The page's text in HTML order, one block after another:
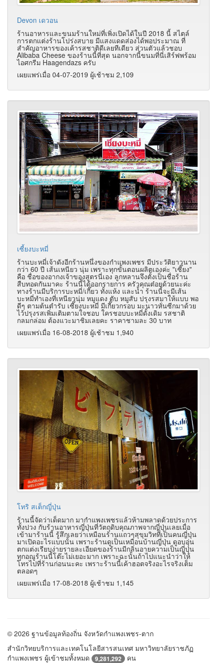
Devon เดวอน
ร้านอาหารและขนมร้านใหม่ที่เพิ่งเปิดได้ในปี 2018 นี้ สไตล์
การตกแต่งร้านโปร่งสบาย มีแสงแดดส่องได้พอประมาณ ที่
สำคัญอาหารของเค้ารสชาติดีเลยทีเดียว ส่วนตัวแล้วชอบ
Alibaba Cheese ของร้านนี้ที่สุด นอกจากนี้ขนมที่นี่เสิร์ฟพร้อม
ไอศกรีม Haagendazs ครับ
เผยแพร่เมื่อ 04-07-2019 ผู้เช้าชม 2,109
เซี้ยงบะหมี่
ร้านบะหมี่เจ้าดังอีกร้านหนึ่งของกำแพงเพชร มีประวัติยาวนาน
กว่า 60 ปี เส้นเหนียว นุ่ม เพราะทุกขั้นตอนผลิตเองค่ะ "เซี๊ยง"
คือ ชื่อของอากงเจ้าของสูตรนี่เอง ลูกหลานจึงตั้งเป็นชื่อร้าน
สืบทอดกันมาคะ ร้านนี้ได้ออกรายการ ครัวคุณต๋อยด้วยนะค่ะ
ทางร้านมีบริการบะหมี่/เกี๊ยว ทั้งแห้ง และน้ำ ร้านนี้จะมีเส้น
บะหมี่ทำเองที่เหนียวนุ่ม หมูแดง ตับ หมูสับ ปรุงรสมาให้แบบ พอ
ดีๆ ตามต้นตำรับ เซี๊ยงบะหมี่ มีเกี๊ยวกรอบ มะนาวหั่นซีกมาด้วย
ไว้ปรุงรสเพิ่มเติมตามใจชอบ ใครชอบบะหมี่ดั้งเดิม รสชาติ
กลมกล่อม ต้องแวะมาชิมเลยคะ ราคาชามละ 30 บาท
เผยแพร่เมื่อ 16-08-2018 ผู้เช้าชม 1,940
โทริ สเต็กญี่ปุ่น
ร้านนี้จัดว่าเด็ดมาก มากำแพงเพชรแล้วห้ามพลาดด้วยประการ
ทั้งปวง กับร้านอาหารญี่ปุ่นที่วัตถุดิบคุณภาพจากญี่ปุ่นเลยเมื่อ
เข้ามาร้านนี้ รู้สึกเลยว่าเหมือนร้านแถวๆสุขุมวิทที่เป็นคนญี่ปุ่น
มาเปิดอะไรแบบนั้น เพราะร้านดูเป็นเหมือนบ้านญี่ปุ่น ดูอบอุ่น
ตกแต่งเรียบง่ายรายละเอียดของร้านมีกลิ่นอายความเป็นญี่ปุ่น
ทุกอณูร้านนี้โต๊ะไม่เยอะมาก เพราะฉะนั้นถ้าไปแนะนำว่าให้
โทรไปที่ร้านก่อนนะคะ เพราะร้านนี้เค้าฮอตจริงอะไรจริงเต็ม
ตลอดๆ
เผยแพร่เมื่อ 17-08-2018 ผู้เช้าชม 1,145
© 2026 ฐานข้อมูลท้องถิ่น จังหวัดกำแพงเพชร-ตาก
สำนักวิทยบริการและเทคโนโลยีสารสนเทศ มหาวิทยาลัยราชภัฏ
กำแพงเพชร ผู้เข้าชมทั้งหมด
9,281,292 คน